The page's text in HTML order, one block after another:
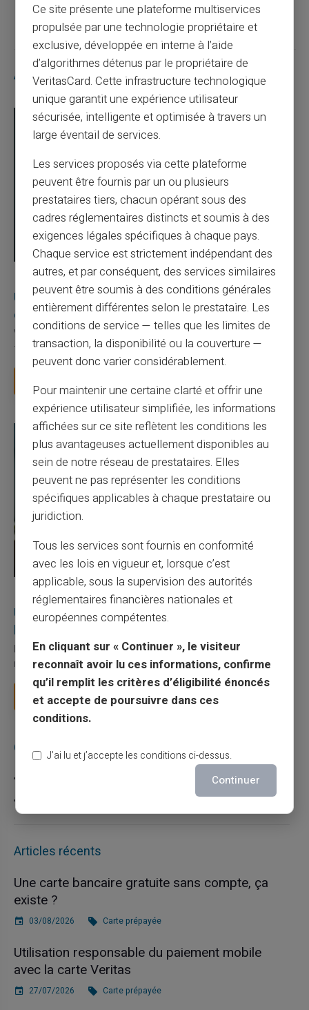
Articles similaires
03/08/2026 Veritas Carte prépayée
Une carte bancaire gratuite sans compte, ça
existe ?
Vous avez tapé cette recherche parce que votre banque vous
facture 50 € par an pour une carte que vo...
27/07/2026 Veritas Carte prépayée
Utilisation responsable du paiement mobile avec
la carte Veritas
Le paiement mobile s'est imposé dans les habitudes quotidiennes,
mais il appelle des réflexes pour é...
Lire la suite
Catégories
Articles récents
Une carte bancaire gratuite sans compte, ça
existe ?
03/08/2026 Carte prépayée
Utilisation responsable du paiement mobile
avec la carte Veritas
27/07/2026 Carte prépayée
Ce site présente une plateforme multiservices
propulsée par une technologie propriétaire et
exclusive, développée en interne à l’aide
d’algorithmes détenus par le propriétaire de
VeritasCard. Cette infrastructure technologique
unique garantit une expérience utilisateur
sécurisée, intelligente et optimisée à travers un
large éventail de services.
Les services proposés via cette plateforme
peuvent être fournis par un ou plusieurs
prestataires tiers, chacun opérant sous des
cadres réglementaires distincts et soumis à des
exigences légales spécifiques à chaque pays.
Chaque service est strictement indépendant des
autres, et par conséquent, des services similaires
peuvent être soumis à des conditions générales
entièrement différentes selon le prestataire. Les
conditions de service — telles que les limites de
transaction, la disponibilité ou la couverture —
peuvent donc varier considérablement.
Pour maintenir une certaine clarté et offrir une
expérience utilisateur simplifiée, les informations
affichées sur ce site reflètent les conditions les
plus avantageuses actuellement disponibles au
sein de notre réseau de prestataires. Elles
peuvent ne pas représenter les conditions
spécifiques applicables à chaque prestataire ou
juridiction.
Tous les services sont fournis en conformité
avec les lois en vigueur et, lorsque c’est
applicable, sous la supervision des autorités
réglementaires financières nationales et
européennes compétentes.
En cliquant sur « Continuer », le visiteur
reconnaît avoir lu ces informations, confirme
qu’il remplit les critères d’éligibilité énoncés
et accepte de poursuivre dans ces
conditions.
J’ai lu et j’accepte les conditions ci-dessus.
Continuer